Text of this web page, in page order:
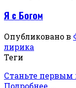
Я с Богом
Опубликовано в
лирика
Теги
Станьте
Подробнее ...